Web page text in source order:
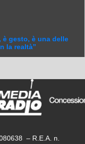
è gesto, è una delle
la realtà”
– R.E.A. n.